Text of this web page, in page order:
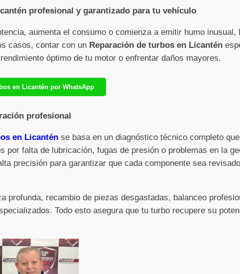
profesional y garantizado para tu vehículo
aumenta el consumo o comienza a emitir humo inusual,
casos, contar con un Reparación de turbos en Licantén
óptimo de tu motor o enfrentar daños mayores.
en Licantén por WhatsApp
profesional
en Licantén se basa en un diagnóstico técnico completo
por falta de lubricación, fugas de presión o problemas en la
precisión para garantizar que cada componente sea
profunda, recambio de piezas desgastadas, balanceo
Todo esto asegura que tu turbo recupere su